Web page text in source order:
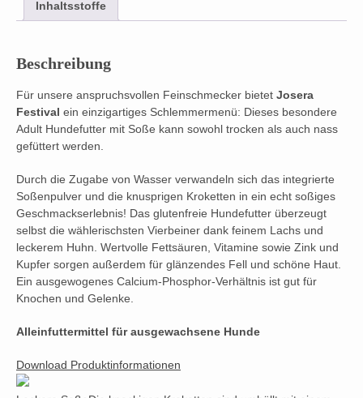
Inhaltsstoffe
Beschreibung
Für unsere anspruchsvollen Feinschmecker bietet Josera
Festival ein einzigartiges Schlemmermenü: Dieses besondere
Adult Hundefutter mit Soße kann sowohl trocken als auch nass
gefüttert werden.
Durch die Zugabe von Wasser verwandeln sich das integrierte
Soßenpulver und die knusprigen Kroketten in ein echt soßiges
Geschmackserlebnis! Das glutenfreie Hundefutter überzeugt
selbst die wählerischsten Vierbeiner dank feinem Lachs und
leckerem Huhn. Wertvolle Fettsäuren, Vitamine sowie Zink und
Kupfer sorgen außerdem für glänzendes Fell und schöne Haut.
Ein ausgewogenes Calcium-Phosphor-Verhältnis ist gut für
Knochen und Gelenke.
Alleinfuttermittel für ausgewachsene Hunde
Download Produktinformationen